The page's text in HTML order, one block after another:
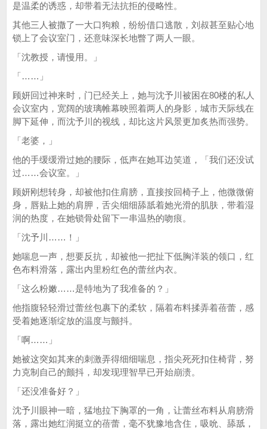
是温柔的诱惑，却带着无法抗拒的侵略性。
其他三人被撒了一大口狗粮，纷纷借口逃散，刘叔甚至贴心地
锁上了会议室门，还意味深长地瞥了两人一眼。
「沈教授，请慢用。」
「……」
顾妍回过神来时，门已经关上，她与沈予川被困在80楼的私人
会议室内，宽阔的玻璃帷幕映照着两人的身影，城市天际线在
脚下延伸，而沈予川的视线，却比这片风景更加炙热而强势。
「老婆，」
他的手缓缓滑过她的腰际，低声在她耳边笑道，「我们还没试
过……会议室。」
顾妍刚想转身，却被他扣住肩膀，直接按回椅子上，他微微俯
身，唇贴上她的肩胛，舌尖细细舔舐着她光滑的肌肤，带着湿
润的热度，在她锁骨处留下一串温热的吻痕。
「沈予川……！」
她喘息一声，想要反抗，却被他一把扯下低胸洋装的领口，红
色布料滑落，露出内里粉红色的蕾丝内衣。
「这么粉嫩……是特地为了我准备的？」
他指腹轻轻滑过蕾丝包裹下的柔软，隔着布料揉弄着蓓蕾，感
受着她逐渐绽放的温度与颤抖。
「啊……」
她被这突如其来的刺激弄得细细喘息，指尖死死扣住椅背，努
力克制自己的颤抖，却发现理智早已开始崩溃。
「还没准备好？」
沈予川眼神一暗，猛地拉下胸罩的一角，让蕾丝布料从肩膀滑
落，露出她红润挺立的蓓蕾，毫不犹豫地含住，吸吮、舔舐，